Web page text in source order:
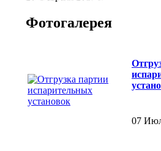
Фотогалерея
07